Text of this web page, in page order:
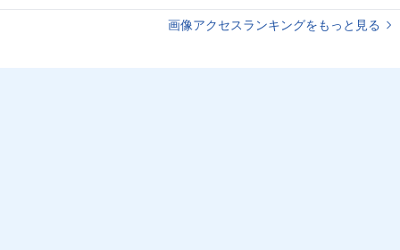
画像アクセスランキングをもっと見る